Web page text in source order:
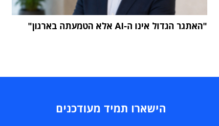
"האתגר הגדול אינו ה-AI אלא הטמעתה בארגון"
הישארו תמיד מעודכנים